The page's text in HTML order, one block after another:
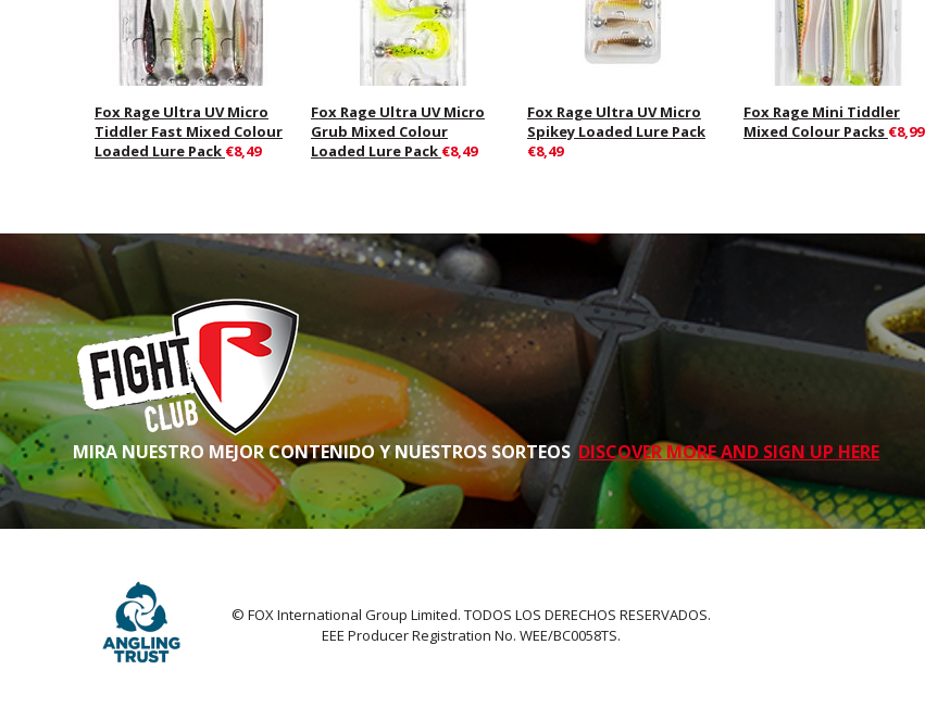
Fox Rage Ultra UV Micro
Tiddler Fast Mixed Colour
Loaded Lure Pack €8,49
Fox Rage Ultra UV Micro
Grub Mixed Colour
Loaded Lure Pack €8,49
Fox Rage Ultra UV Micro
Spikey Loaded Lure Pack
€8,49
Fox Rage Mini Tiddler
Mixed Colour Packs €8,99
MIRA NUESTRO MEJOR CONTENIDO Y NUESTROS SORTEOSDISCOVER MORE AND SIGN UP HERE
© FOX International Group Limited. TODOS LOS DERECHOS RESERVADOS.
EEE Producer Registration No. WEE/BC0058TS.